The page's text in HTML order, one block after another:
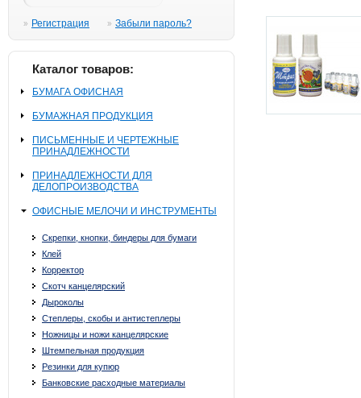
Регистрация Забыли пароль?
Каталог товаров:
БУМАГА ОФИСНАЯ
БУМАЖНАЯ ПРОДУКЦИЯ
ПИСЬМЕННЫЕ И ЧЕРТЕЖНЫЕ
ПРИНАДЛЕЖНОСТИ
ПРИНАДЛЕЖНОСТИ ДЛЯ
ДЕЛОПРОИЗВОДСТВА
ОФИСНЫЕ МЕЛОЧИ И ИНСТРУМЕНТЫ
Скрепки, кнопки, биндеры для бумаги
Клей
Корректор
Скотч канцелярский
Дыроколы
Степлеры, скобы и антистеплеры
Ножницы и ножи канцелярские
Штемпельная продукция
Резинки для купюр
Банковские расходные материалы